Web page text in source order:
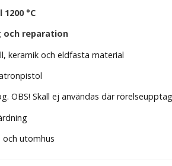
°C
och reparation
keramik och eldfasta material
OBS! Skall ej användas där
och utomhus